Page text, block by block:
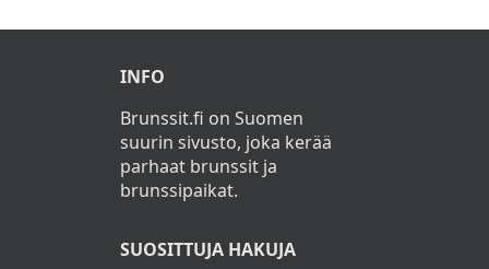
INFO
Brunssit.fi on Suomen
suurin sivusto, joka kerää
parhaat brunssit ja
brunssipaikat.
SUOSITTUJA HAKUJA